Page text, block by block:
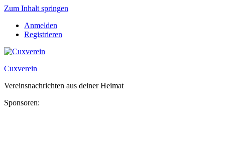
Zum Inhalt springen
Anmelden
Registrieren
Cuxverein
Vereinsnachrichten aus deiner Heimat
Sponsoren: